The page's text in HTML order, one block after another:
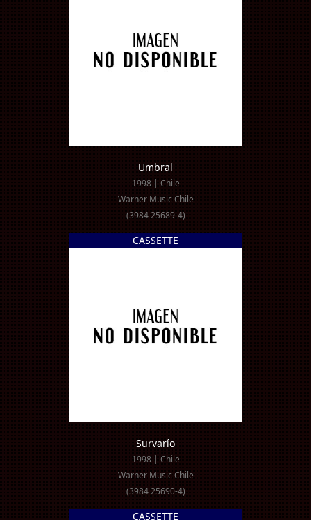
Umbral
1998 | Chile
Warner Music Chile
(3984 25689-4)
CASSETTE
Survarío
1998 | Chile
Warner Music Chile
(3984 25690-4)
CASSETTE